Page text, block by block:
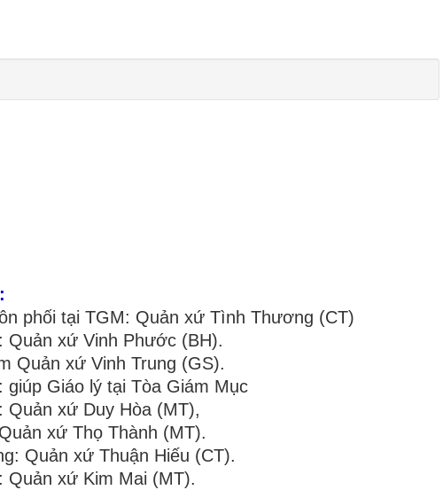
phối tại TGM: Quản xứ Tình Thương (CT)
Quản xứ Vinh Phước (BH).
Quản xứ Vinh Trung (GS).
Giáo lý tại Tòa Giám Mục
xứ Duy Hòa (MT),
xứ Thọ Thành (MT).
Quản xứ Thuận Hiếu (CT).
xứ Kim Mai (MT).